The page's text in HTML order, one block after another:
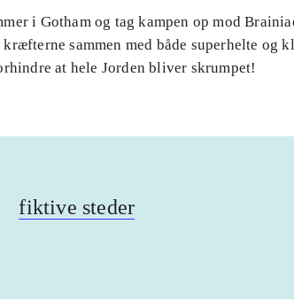
i Gotham og tag kampen op mod
sammen med både superhelte og
at hele Jorden bliver skrumpet!
fiktive steder